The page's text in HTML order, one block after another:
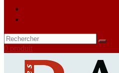
0 produit